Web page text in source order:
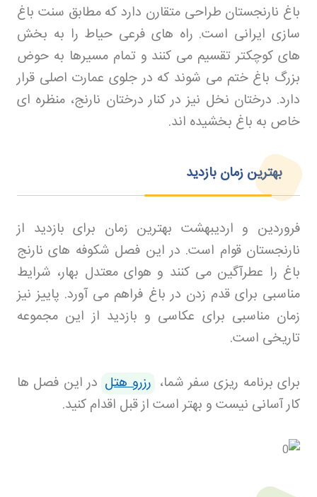
باغ نارنجستان طراحی متقارن دارد که مطابق سنت باغ
سازی ایرانی است. راه های فرعی حیاط را به بخش
های کوچکتر تقسیم می کنند و تمام مسیرها به حوض
بزرگ باغ ختم می شوند که در جلوی عمارت اصلی قرار
دارد. درختان نخل نیز در کنار درختان نارنج، منظره ای
خاص به باغ بخشیده اند.
بهترین زمان بازدید
فروردین و اردیبهشت بهترین زمان برای بازدید از
نارنجستان قوام است. در این فصل شکوفه های نارنج
باغ را عطرآگین می کنند و هوای معتدل بهار، شرایط
مناسبی برای قدم زدن در باغ فراهم می آورد. پاییز نیز
زمان مناسبی برای عکاسی و بازدید از این مجموعه
تاریخی است.
برای برنامه ریزی سفر شما، رزرو هتل در این فصل ها
کار آسانی نیست و بهتر است از قبل اقدام کنید.